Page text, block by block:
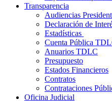
Transparencia
Audiencias
Declaración de
Estadísticas
Cuenta Pública
Anuarios TDLC
Presupuesto
Estados Financieros
Contratos
Contrataciones
Oficina Judicial